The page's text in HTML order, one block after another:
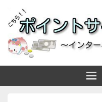
ポイントサイ